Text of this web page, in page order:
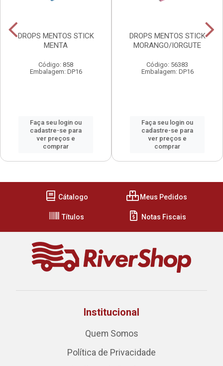
DROPS MENTOS STICK
MENTA
Código: 858
Embalagem: DP16
Faça seu login ou
cadastre-se para
ver preços e
comprar
DROPS MENTOS STICK
MORANGO/IORGUTE
Código: 56383
Embalagem: DP16
Faça seu login ou
cadastre-se para
ver preços e
comprar
Cátalogo Meus Pedidos
Títulos Notas Fiscais
Institucional
Quem Somos
Política de Privacidade